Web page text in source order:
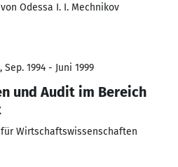
Odessa I. I. Mechnikov
1994 - Juni 1999
und Audit im Bereich
Wirtschaftswissenschaften